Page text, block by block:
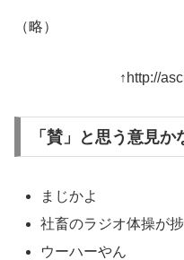
（略）
↑http://
「賛」と思う意見か
まじかよ
社畜のラジオ体操が
ウーハーやん